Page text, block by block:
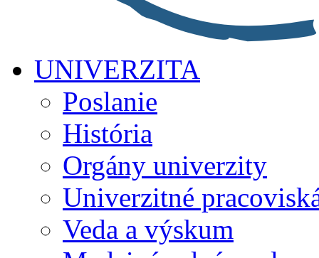
UNIVERZITA
Poslanie
História
Orgány univerzity
Univerzitné
Veda a výskum